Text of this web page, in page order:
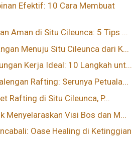
Efektif: 10 Cara Membuat
Aman di Situ Cileunca: 5 Tips ...
Menuju Situ Cileunca dari K...
Kerja Ideal: 10 Langkah unt...
Rafting: Serunya Petuala...
Rafting di Situ Cileunca, P...
Menyelaraskan Visi Bos dan M...
Oase Healing di Ketinggian